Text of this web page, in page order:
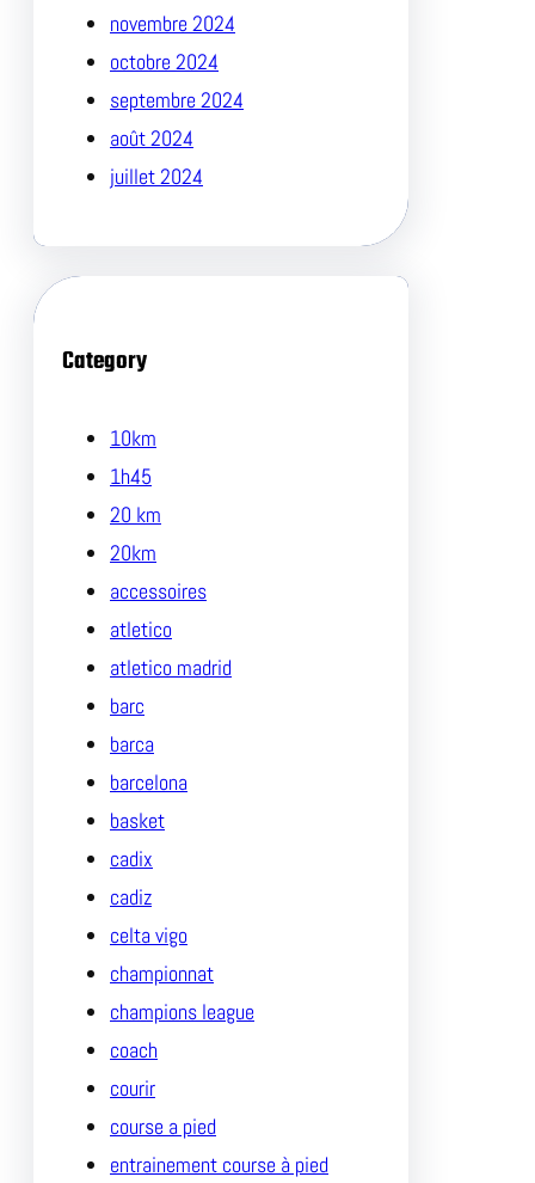
novembre 2024
octobre 2024
septembre 2024
août 2024
juillet 2024
Category
10km
1h45
20 km
20km
accessoires
atletico
atletico madrid
barc
barca
barcelona
basket
cadix
cadiz
celta vigo
championnat
champions league
coach
courir
course a pied
entrainement course à pied